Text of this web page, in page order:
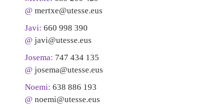
@ mertxe@utesse.eus
Javi: 660 998 390
@ javi@utesse.eus
Josema: 747 434 135
@ josema@utesse.eus
Noemi: 638 886 193
@ noemi@utesse.eus